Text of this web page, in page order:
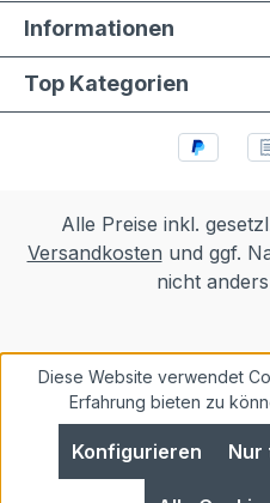
Informationen
Top Kategorien
Alle Preise inkl.
Versandkosten und ggf.
nicht
Diese Website verwendet
Erfahrung bieten zu
Nur
Konfigurieren